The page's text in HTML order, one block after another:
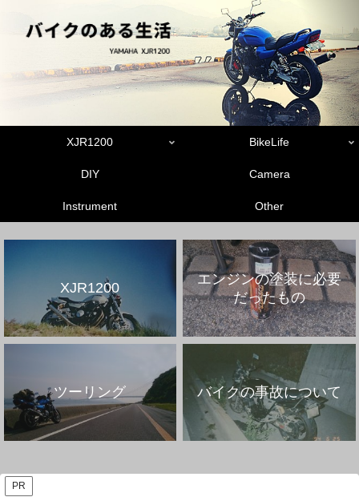
XJR1200 BikeLife
DIY Camera
Instrument Other
XJR1200
エンジンの塗装に必要
だったもの
ツーリング バイクの事故について
PR